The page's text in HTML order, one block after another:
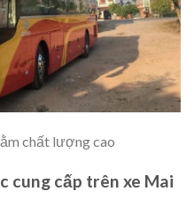
chất lượng cao
cung cấp trên xe Mai